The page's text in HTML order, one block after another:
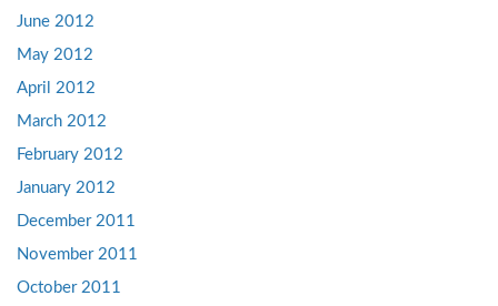
June 2012
May 2012
April 2012
March 2012
February 2012
January 2012
December 2011
November 2011
October 2011